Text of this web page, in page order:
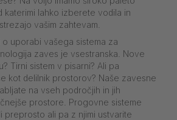
katerimi lahko izberete vodila in
vašim zahtevam.
o uporabi vašega sistema za
zaves je vsestranska. Nove
Tirni sistem v pisarni? Ali pa
kot delilnik prostorov? Naše zavesne
na vseh področjih in jih
prostore. Progovne sisteme
preprosto ali pa z njimi ustvarite